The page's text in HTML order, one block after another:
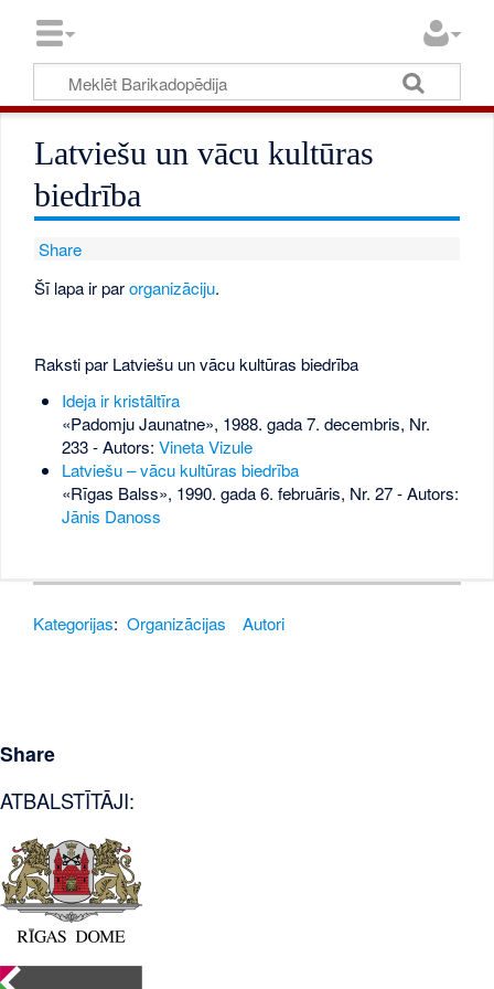
Latviešu un vācu kultūras
biedrība
Share
Šī lapa ir parorganizāciju.
Raksti par Latviešu un vācu kultūras biedrība
Ideja ir kristāltīra
«Padomju Jaunatne», 1988. gada 7. decembris, Nr.
233- Autors: Vineta Vizule
Latviešu – vācu kultūras biedrība
«Rīgas Balss», 1990. gada 6. februāris, Nr. 27- Autors:
Jānis Danoss
Kategorijas: Organizācijas Autori
Share
ATBALSTĪTĀJI: